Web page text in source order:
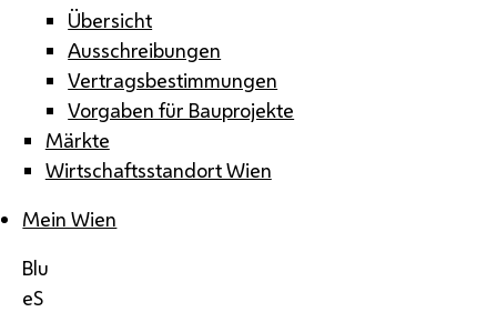
Übersicht
Ausschreibungen
Vertragsbestimmungen
Vorgaben für Bauprojekte
Märkte
Wirtschaftsstandort Wien
Mein Wien
Blu
eS